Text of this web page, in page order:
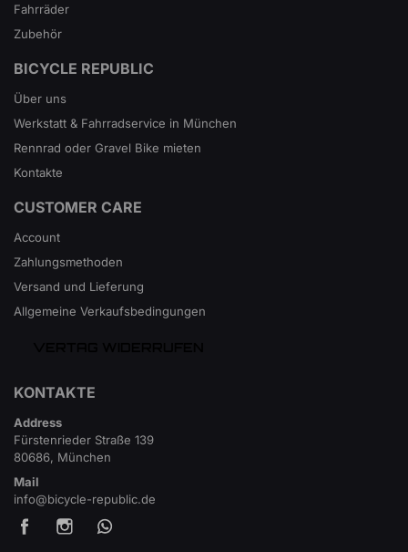
Fahrräder
Zubehör
BICYCLE REPUBLIC
Über uns
Werkstatt & Fahrradservice in München
Rennrad oder Gravel Bike mieten
Kontakte
CUSTOMER CARE
Account
Zahlungsmethoden
Versand und Lieferung
Allgemeine Verkaufsbedingungen
KONTAKTE
Address
Fürstenrieder Straße 139
80686, München
Mail
info@bicycle-republic.de